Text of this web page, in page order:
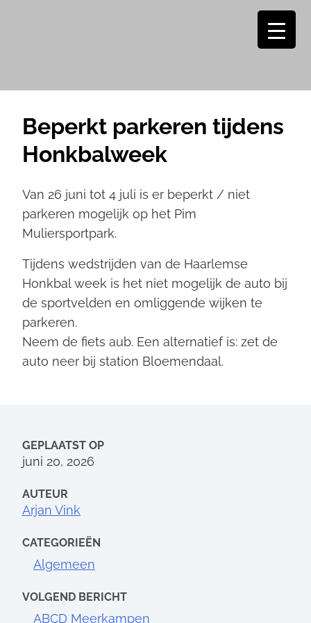
Beperkt parkeren tijdens
Honkbalweek
Van 26 juni tot 4 juli is er beperkt / niet
parkeren mogelijk op het Pim
Muliersportpark.
Tijdens wedstrijden van de Haarlemse
Honkbal week is het niet mogelijk de auto bij
de sportvelden en omliggende wijken te
parkeren.
Neem de fiets aub. Een alternatief is: zet de
auto neer bij station Bloemendaal.
GEPLAATST OP
juni 20, 2026
AUTEUR
Arjan Vink
CATEGORIEËN
Algemeen
VOLGEND BERICHT
ABCD Meerkampen